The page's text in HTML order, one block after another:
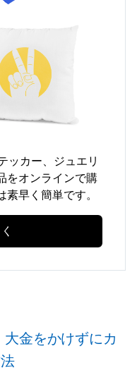
ッカー、ジュエリ
をオンラインで購
早く簡単です。
大金をかけずにカ